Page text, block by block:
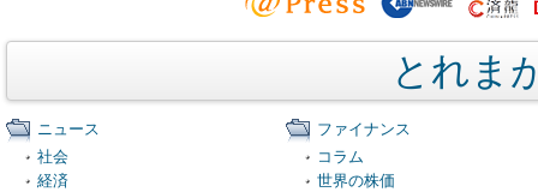
とれま
ニュース
社会
経済
ファイナンス
コラム
世界の株価